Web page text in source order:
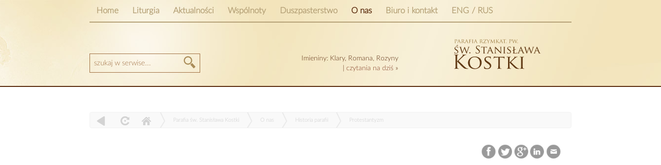
Home Liturgia Aktualności Wspólnoty Duszpasterstwo O nas Biuro i kontakt ENG / RUS
Imieniny: Klary, Romana, Rozyny
czytania na dziś »
Parafia św. Stanisława Kostki O nas Historia parafii Protestantyzm